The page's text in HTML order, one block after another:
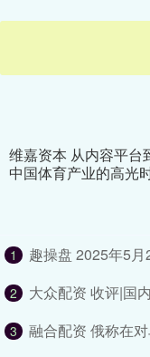
维嘉资本 从内容平台
中国体育产业的高光
1 趣操盘 2025年5
2 大众配资 收评|国
3 融合配资 俄称在